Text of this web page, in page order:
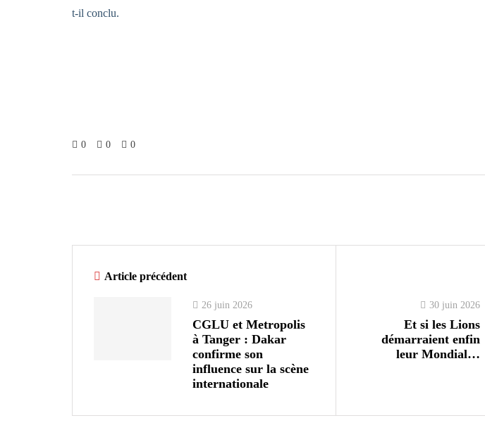
t-il conclu.
0 0 0
Article précédent
26 juin 2026
CGLU et Metropolis
à Tanger : Dakar
confirme son
influence sur la scène
internationale
30 juin 2026
Et si les Lions
démarraient enfin
leur Mondial…